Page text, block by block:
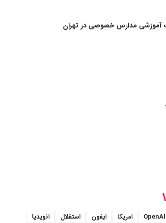
آموزشی مدارس خصوصی در تهران
OpenAI آمریکا آیفون استقلال
انویدیا